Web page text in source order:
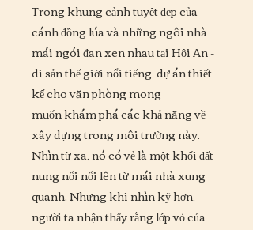
Trong khung cảnh tuyệt đẹp của
cánh đồng lúa và những ngôi nhà
mái ngói đan xen nhau tại Hội An -
di sản thế giới nổi tiếng, dự án thiết
kế cho văn phòng mong
muốn khám phá các khả năng về
xây dựng trong môi trường này.
Nhìn từ xa, nó có vẻ là một khối đất
nung nổi nổi lên từ mái nhà xung
quanh. Nhưng khi nhìn kỹ hơn,
người ta nhận thấy rằng lớp vỏ của